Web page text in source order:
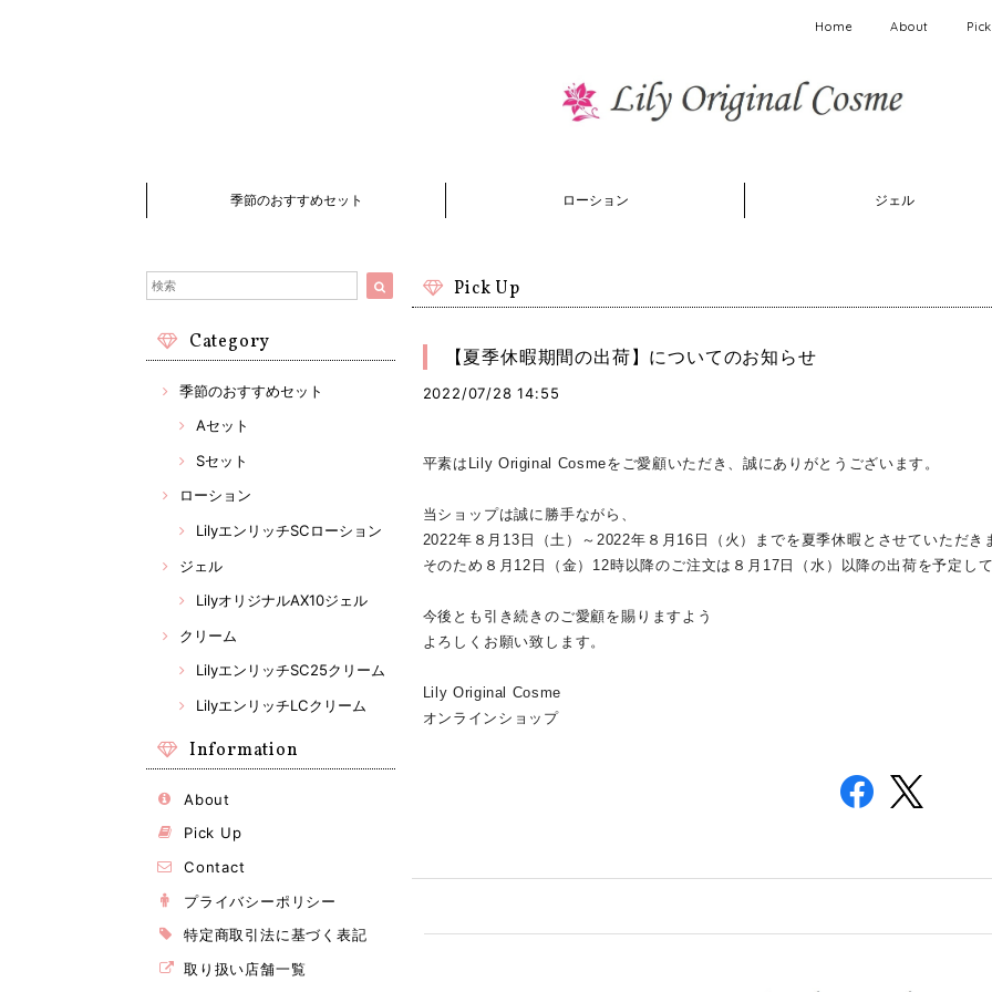
Home About
季節のおすすめセット ローション ジェル
Category
季節のおすすめセット
Aセット
Sセット
ローション
LilyエンリッチSCローション
ジェル
LilyオリジナルAX10ジェル
クリーム
LilyエンリッチSC25クリーム
LilyエンリッチLCクリーム
Information
About
Pick Up
Contact
プライバシーポリシー
特定商取引法に基づく表記
取り扱い店舗一覧
Pick Up
【夏季休暇期間の出荷】についてのお知らせ
2022/07/28 14:55
平素はLily Original Cosmeをご愛顧いただき、誠にありがとうございます。
当ショップは誠に勝手ながら、
2022年８月13日（土）～ 2022年８月16日（火）
までを夏季休暇とさせていただき
そのため８月12日（金）12時以降のご注文は８月17日（水）以降の出荷を予定して
今後とも引き続きのご愛顧を賜りますよう
よろしくお願い致します。
Lily Original Cosme
オンラインショップ